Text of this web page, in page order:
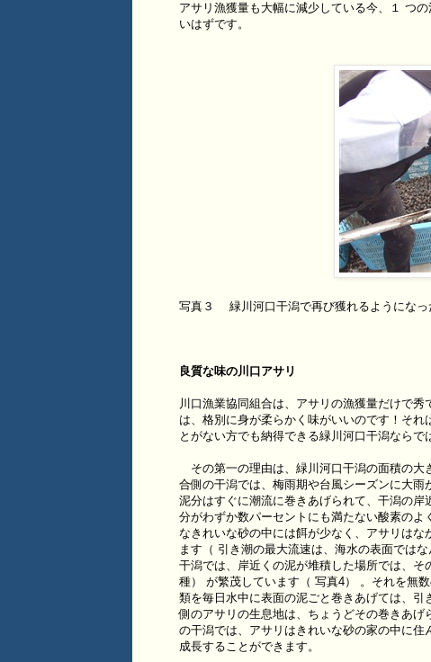
アサリ漁獲量も大幅に減少している今、１ つ
いはずです。
写真３ 緑川河口干潟で再び獲れるようになっ
良質な味の川口アサリ
川口漁業協同組合は、アサリの漁獲量だけで
は、格別に身が柔らかく味がいいのです！そ
とがない方でも納得できる緑川河口干潟ならで
その第一の理由は、緑川河口干潟の面積の大
合側の干潟では、梅雨期や台風シーズンに大
泥分はすぐに潮流に巻きあげられて、干潟の
分がわずか数パーセントにも満たない酸素の
なきれいな砂の中には餌が少なく、アサリは
ます（ 引き潮の最大流速は、海水の表面では
干潟では、岸近くの泥が堆積した場所では、
種） が繁茂しています（ 写真4） 。それを無
類を毎日水中に表面の泥ごと巻きあげては、
側のアサリの生息地は、ちょうどその巻きあ
の干潟では、アサリはきれいな砂の家の中に
成長することができます。